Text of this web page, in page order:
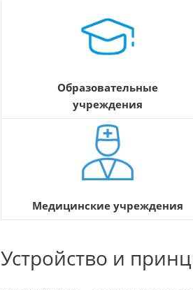
Образовательные
учреждения
Медицинские учреждения
Устройство и